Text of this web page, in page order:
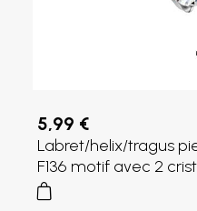
5,99 €
Labret/helix/tragus
F136 motif avec 2